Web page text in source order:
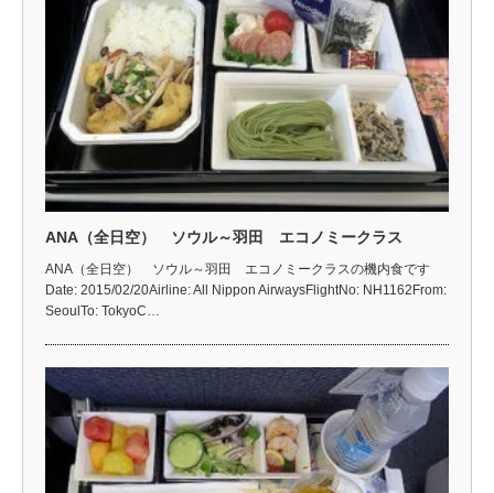
ANA（全日空） ソウル～羽田 エコノミークラス
ANA（全日空） ソウル～羽田 エコノミークラスの機内食です
Date: 2015/02/20Airline: All Nippon AirwaysFlightNo: NH1162From:
SeoulTo: TokyoC…